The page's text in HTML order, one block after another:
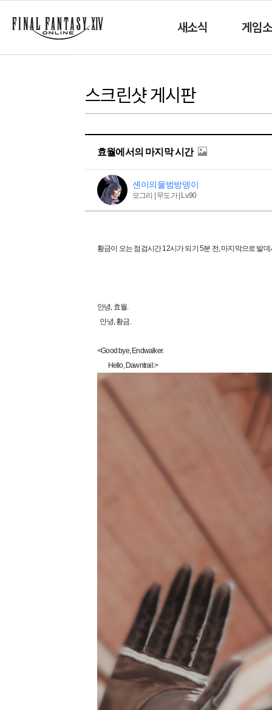
새소식 게임
스크린샷 게시판
효월에서의 마지막 시간
셴이의물범방뎅이
모그리 | 무도가 | Lv.90
황금이 오는 점검시간 12시가 되기 5분 전, 마지막으로 발
안녕, 효월.
안녕, 황금.
<Good bye, Endwalker.
Hello, Dawntrail.>